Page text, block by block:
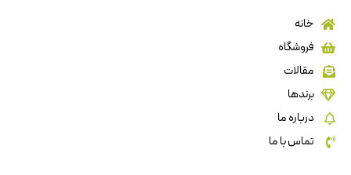
خانه
فروشگاه
مقالات
برندها
درباره ما
تماس با ما